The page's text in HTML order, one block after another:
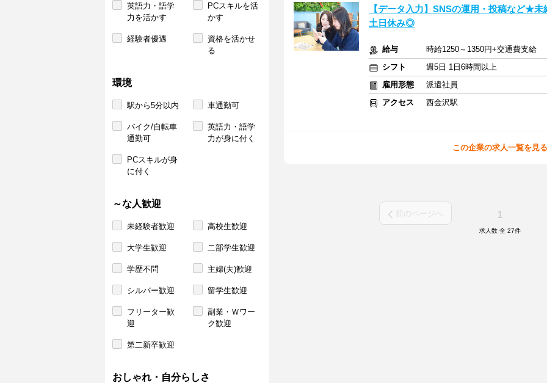
英語力・語学
力を活かす
PCスキルを活
かす
経験者優遇
資格を活かせ
る
環境
駅から5分以内 車通勤可
バイク/自転車
通勤可
英語力・語学
力が身に付く
PCスキルが身
に付く
～な人歓迎
未経験者歓迎 高校生歓迎
大学生歓迎 二部学生歓迎
学歴不問 主婦(夫)歓迎
シルバー歓迎 留学生歓迎
フリーター歓
迎
副業・Ｗワー
ク歓迎
第二新卒歓迎
おしゃれ・自分らしさ
【データ入力】SNSの運用・投稿など★
土日休み◎
給与
時給1250～1350円+交通費支給
シフト
週5日 1日6時間以上
雇用形態
派遣社員
アクセス
西金沢駅
この企業の求人一覧を見る
前のページへ 1
求人数 全 27件